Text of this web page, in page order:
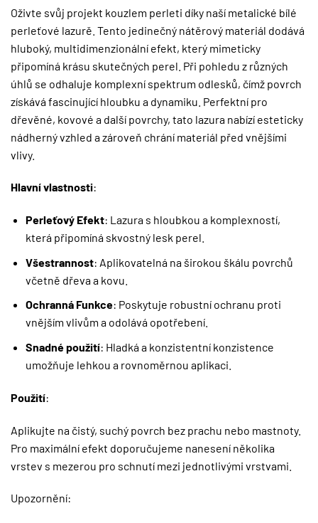
Oživte svůj projekt kouzlem perleti díky naší metalické bílé
perleťové lazurě. Tento jedinečný nátěrový materiál dodává
hluboký, multidimenzionální efekt, který mimeticky
připomíná krásu skutečných perel. Při pohledu z různých
úhlů se odhaluje komplexní spektrum odlesků, čímž povrch
získává fascinující hloubku a dynamiku. Perfektní pro
dřevěné, kovové a další povrchy, tato lazura nabízí esteticky
nádherný vzhled a zároveň chrání materiál před vnějšími
vlivy.
Hlavní vlastnosti:
Perleťový Efekt: Lazura s hloubkou a komplexností,
která připomíná skvostný lesk perel.
Všestrannost: Aplikovatelná na širokou škálu povrchů
včetně dřeva a kovu.
Ochranná Funkce: Poskytuje robustní ochranu proti
vnějším vlivům a odolává opotřebení.
Snadné použití: Hladká a konzistentní konzistence
umožňuje lehkou a rovnoměrnou aplikaci.
Použití:
Aplikujte na čistý, suchý povrch bez prachu nebo mastnoty.
Pro maximální efekt doporučujeme nanesení několika
vrstev s mezerou pro schnutí mezi jednotlivými vrstvami.
Upozornění: